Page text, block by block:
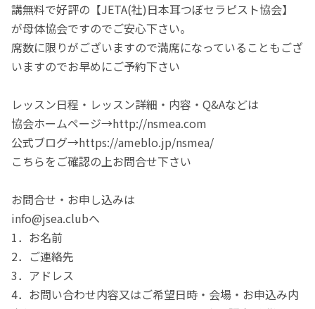
講無料で好評の【JETA(社)日本耳つぼセラピスト協会】
が母体協会ですのでご安心下さい。
席数に限りがございますので満席になっていることもござ
いますのでお早めにご予約下さい
レッスン日程・レッスン詳細・内容・Q&Aなどは
協会ホームページ→http://nsmea.com
公式ブログ→https://ameblo.jp/nsmea/
こちらをご確認の上お問合せ下さい
お問合せ・お申し込みは
info@jsea.clubへ
1．お名前
2．ご連絡先
3．アドレス
4．お問い合わせ内容又はご希望日時・会場・お申込み内